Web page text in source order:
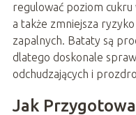
regulować poziom
a także zmniejsza
zapalnych. Bataty są
dlatego doskonale
odchudzających i
Jak